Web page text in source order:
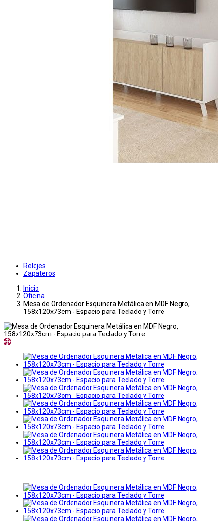
Relojes
Zapateros
Inicio
Oficina
Mesa de Ordenador Esquinera Metálica en MDF Negro,
158x120x73cm - Espacio para Teclado y Torre